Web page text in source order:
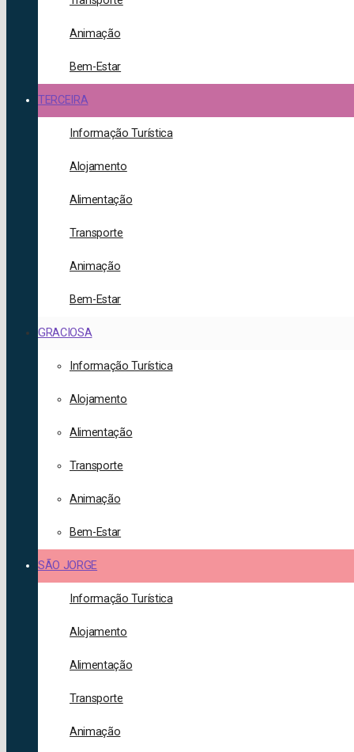
Animação
Bem-Estar
TERCEIRA
Informação Turística
Alojamento
Alimentação
Transporte
Animação
Bem-Estar
GRACIOSA
Informação Turística
Alojamento
Alimentação
Transporte
Animação
Bem-Estar
SÃO JORGE
Informação Turística
Alojamento
Alimentação
Transporte
Animação